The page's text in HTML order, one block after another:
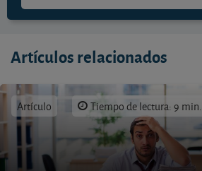
Artículos relacionados
Artículo Tiempo de lectura: 9 min.